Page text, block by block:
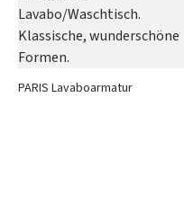
PARIS Lavaboarmatur